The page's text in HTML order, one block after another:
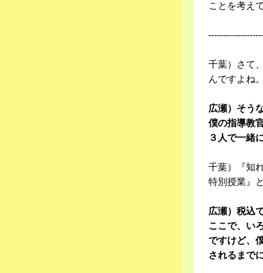
ことを考え
千葉）さて
んですよね
広瀬）そう
僕の指導教
３人で一緒
千葉）『知
特別授業』
広瀬）税込
ここで、い
ですけど、
されるまで